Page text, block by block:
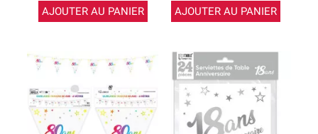
AJOUTER AU PANIER AJOUTER AU PANIER